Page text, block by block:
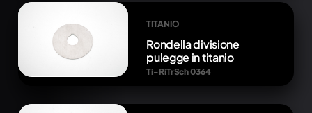
TITANIO
Rondella divisione
pulegge in titanio
Ti-RiTrSch 0364